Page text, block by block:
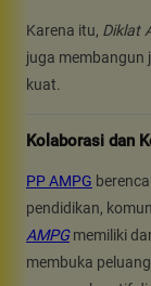
Karena itu, Diklat
juga membangun
kuat.
Kolaborasi dan
PP AMPG
pendidikan,
AMPGmemiliki
membuka